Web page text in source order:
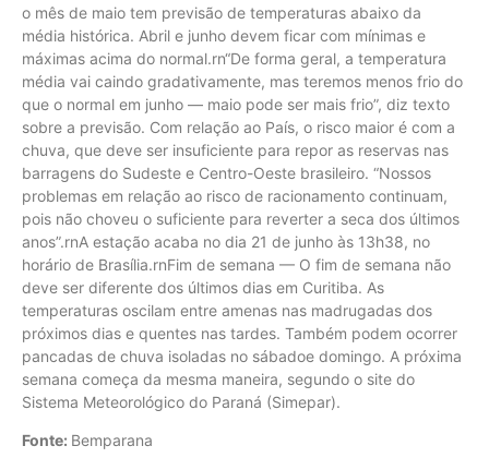
o mês de maio tem previsão de temperaturas abaixo da
média histórica. Abril e junho devem ficar com mínimas e
máximas acima do normal.rn“De forma geral, a temperatura
média vai caindo gradativamente, mas teremos menos frio do
que o normal em junho — maio pode ser mais frio”, diz texto
sobre a previsão. Com relação ao País, o risco maior é com a
chuva, que deve ser insuficiente para repor as reservas nas
barragens do Sudeste e Centro-Oeste brasileiro. “Nossos
problemas em relação ao risco de racionamento continuam,
pois não choveu o suficiente para reverter a seca dos últimos
anos”.rnA estação acaba no dia 21 de junho às 13h38, no
horário de Brasília.rnFim de semana — O fim de semana não
deve ser diferente dos últimos dias em Curitiba. As
temperaturas oscilam entre amenas nas madrugadas dos
próximos dias e quentes nas tardes. Também podem ocorrer
pancadas de chuva isoladas no sábadoe domingo. A próxima
semana começa da mesma maneira, segundo o site do
Sistema Meteorológico do Paraná (Simepar).
Fonte: Bemparana